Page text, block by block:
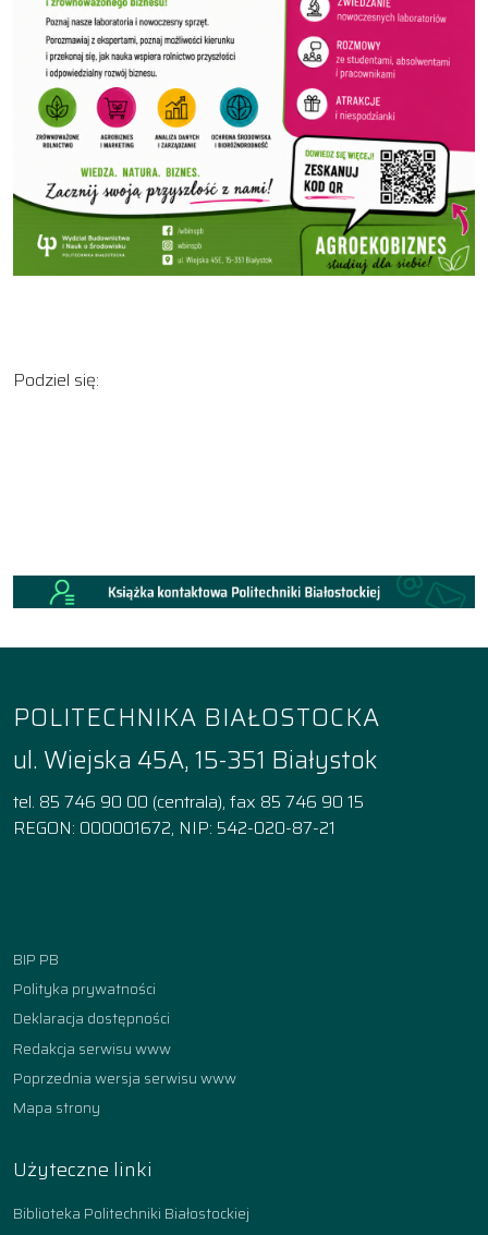
Podziel się:
POLITECHNIKA BIAŁOSTOCKA
ul. Wiejska 45A, 15-351 Białystok
tel. 85 746 90 00 (centrala), fax 85 746 90 15
REGON: 000001672, NIP: 542-020-87-21
BIP PB
Polityka prywatności
Deklaracja dostępności
Redakcja serwisu www
Poprzednia wersja serwisu www
Mapa strony
Użyteczne linki
Biblioteka Politechniki Białostockiej